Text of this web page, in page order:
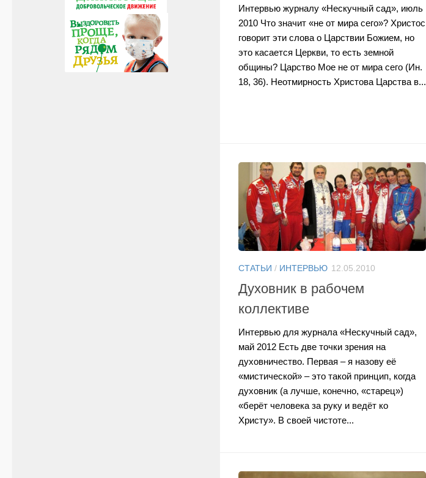
Интервью журналу «Нескучный сад», июль
2010 Что значит «не от мира сего»? Христос
говорит эти слова о Царствии Божием, но
это касается Церкви, то есть земной
общины? Царство Мое не от мира сего (Ин.
18, 36). Неотмирность Христова Царства в...
СТАТЬИ / ИНТЕРВЬЮ 12.05.2010
Духовник в рабочем
коллективе
Интервью для журнала «Нескучный сад»,
май 2012 Есть две точки зрения на
духовничество. Первая – я назову её
«мистической» – это такой принцип, когда
духовник (а лучше, конечно, «старец»)
«берёт человека за руку и ведёт ко
Христу». В своей чистоте...